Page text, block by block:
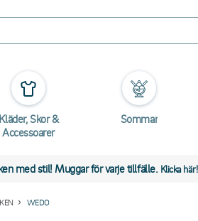
Kläder, Skor &
Accessoarer
Sommar
med stil! Muggar för varje tillfälle. Klicka här!
WEDO